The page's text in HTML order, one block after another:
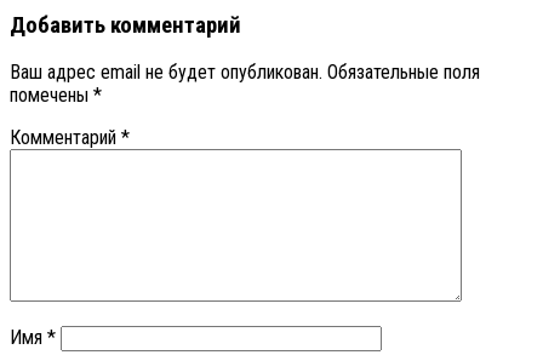
Добавить комментарий
Ваш адрес email не будет опубликован. Обязательные поля
помечены *
Комментарий *
Имя *